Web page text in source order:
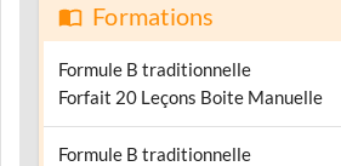
Formations
Formule B traditionnelle
Forfait 20 Leçons Boite Manuelle
Formule B traditionnelle